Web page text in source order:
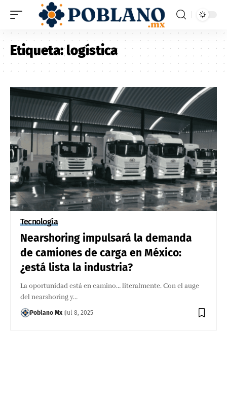
Etiqueta:logística
Tecnología
Nearshoring impulsará la demanda
de camiones de carga en México:
¿está lista la industria?
La oportunidad está en camino… literalmente. Con el auge
del nearshoring y…
Poblano Mx Jul 8, 2025